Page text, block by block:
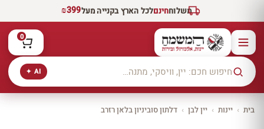
משלוחחינםלכל הארץ בקנייה מעל₪399
AI ✦
0
בית › יינות › יין לבן › דלתון סוביניון בלאן רזרב